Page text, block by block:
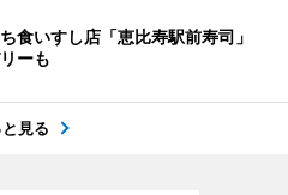
食いすし店「恵比寿駅前寿司」
ーも
見る